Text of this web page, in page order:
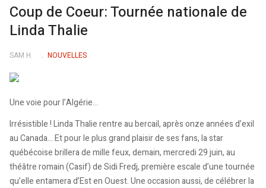
Coup de Coeur: Tournée nationale de
Linda Thalie
SAM H. NOUVELLES
Une voie pour l’Algérie…
Irrésistible ! Linda Thalie rentre au bercail, après onze années d’exil
au Canada… Et pour le plus grand plaisir de ses fans, la star
québécoise brillera de mille feux, demain, mercredi 29 juin, au
théâtre romain (Casif) de Sidi Fredj, première escale d’une tournée
qu’elle entamera d’Est en Ouest. Une occasion aussi, de célébrer la